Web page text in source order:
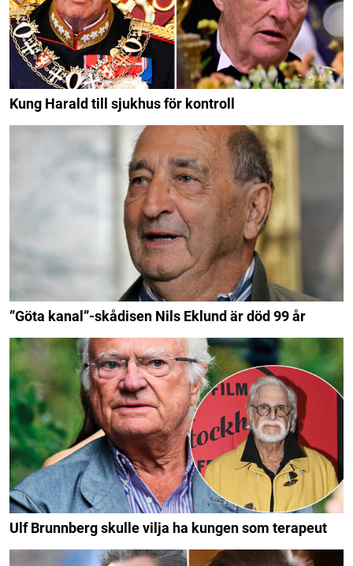
Kung Harald till sjukhus för kontroll
”Göta kanal”-skådisen Nils Eklund är död 99 år
Ulf Brunnberg skulle vilja ha kungen som terapeut